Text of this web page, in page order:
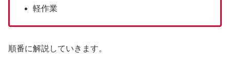
軽作業
順番に解説していきます。